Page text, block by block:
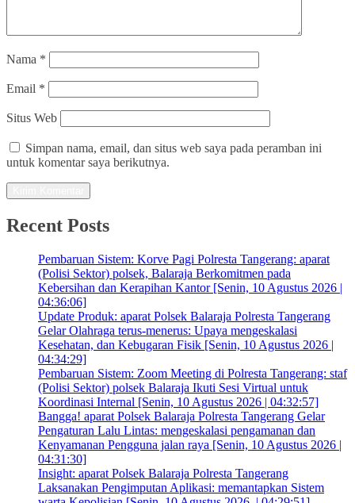
Nama *
Email *
Situs Web
Simpan nama, email, dan situs web saya pada peramban ini
untuk komentar saya berikutnya.
Recent Posts
Pembaruan Sistem: Korve Pagi Polresta Tangerang: aparat
(Polisi Sektor) polsek, Balaraja Berkomitmen pada
Kebersihan dan Kerapihan Kantor [Senin, 10 Agustus 2026 |
04:36:06]
Update Produk: aparat Polsek Balaraja Polresta Tangerang
Gelar Olahraga terus-menerus: Upaya mengeskalasi
Kesehatan, dan Kebugaran Fisik [Senin, 10 Agustus 2026 |
04:34:29]
Pembaruan Sistem: Zoom Meeting di Polresta Tangerang: staf
(Polisi Sektor) polsek Balaraja Ikuti Sesi Virtual untuk
Koordinasi Internal [Senin, 10 Agustus 2026 | 04:32:57]
Bangga! aparat Polsek Balaraja Polresta Tangerang Gelar
Pengaturan Lalu Lintas: mengeskalasi pengamanan dan
Kenyamanan Pengguna jalan raya [Senin, 10 Agustus 2026 |
04:31:30]
Insight: aparat Polsek Balaraja Polresta Tangerang
Laksanakan Pengimputan Aplikasi: memantapkan Sistem